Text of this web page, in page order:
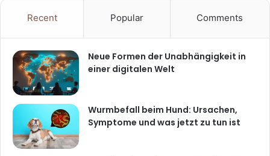
Recent Popular Comments
Neue Formen der Unabhängigkeit in
einer digitalen Welt
Wurmbefall beim Hund: Ursachen,
Symptome und was jetzt zu tun ist